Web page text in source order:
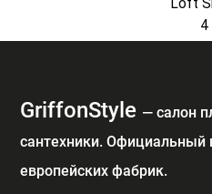
Loft
4
GriffonStyle — cалон
сантехники. Официальный
европейских фабрик.